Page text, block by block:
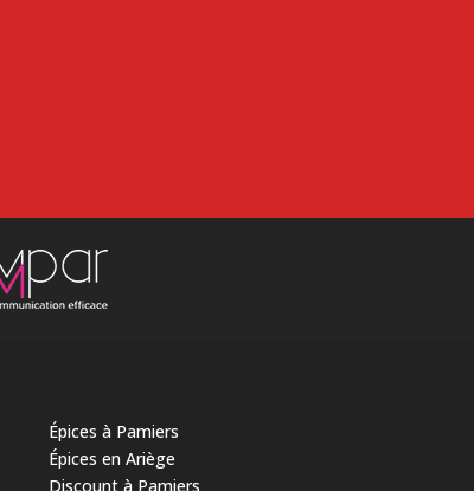
Épices à Pamiers
Épices en Ariège
Discount à Pamiers